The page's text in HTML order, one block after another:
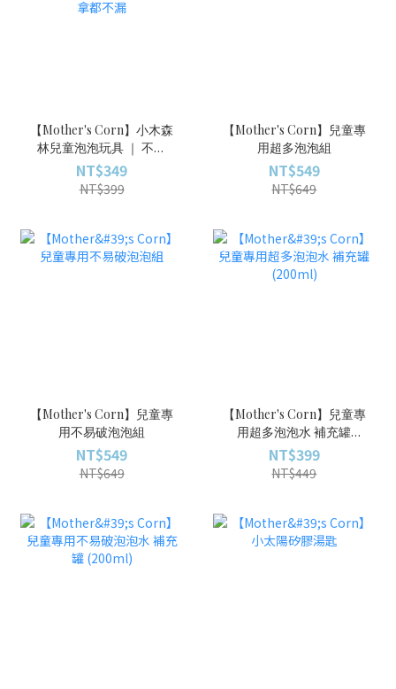
【Mother's Corn】小木森
林兒童泡泡玩具 ｜ 不掐
豆、不翻倒泡泡玩具、怎
麼拿都不漏
NT$349
NT$399
【Mother's Corn】兒童專
用超多泡泡組
NT$549
NT$649
【Mother's Corn】兒童專
用不易破泡泡組
NT$549
NT$649
【Mother's Corn】兒童專
用超多泡泡水 補充罐
(200ml)
NT$399
NT$449